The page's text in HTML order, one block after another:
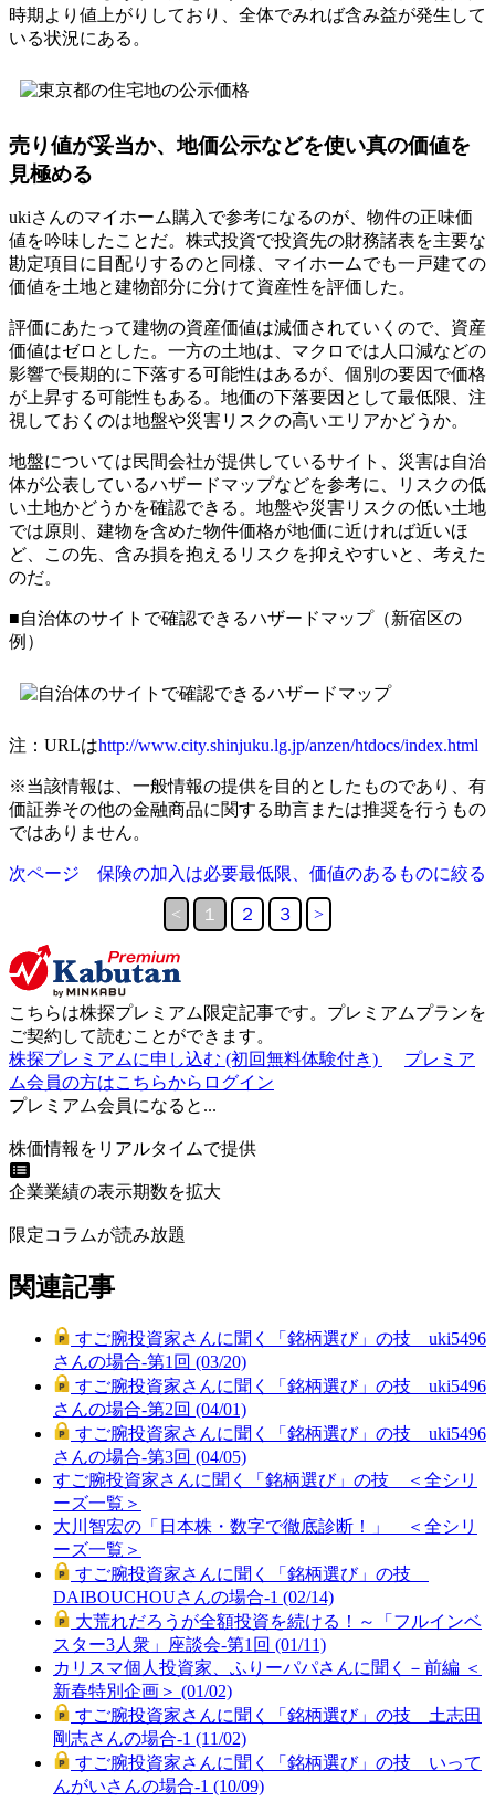
時期より値上がりしており、全体でみれば含み益が発生して
いる状況にある。
売り値が妥当か、地価公示などを使い真の価値を
見極める
ukiさんのマイホーム購入で参考になるのが、物件の正味価
値を吟味したことだ。株式投資で投資先の財務諸表を主要な
勘定項目に目配りするのと同様、マイホームでも一戸建ての
価値を土地と建物部分に分けて資産性を評価した。
評価にあたって建物の資産価値は減価されていくので、資産
価値はゼロとした。一方の土地は、マクロでは人口減などの
影響で長期的に下落する可能性はあるが、個別の要因で価格
が上昇する可能性もある。地価の下落要因として最低限、注
視しておくのは地盤や災害リスクの高いエリアかどうか。
地盤については民間会社が提供しているサイト、災害は自治
体が公表しているハザードマップなどを参考に、リスクの低
い土地かどうかを確認できる。地盤や災害リスクの低い土地
では原則、建物を含めた物件価格が地価に近ければ近いほ
ど、この先、含み損を抱えるリスクを抑えやすいと、考えた
のだ。
■自治体のサイトで確認できるハザードマップ（新宿区の
例）
注：URLはhttp://www.city.shinjuku.lg.jp/anzen/htdocs/index.html
※当該情報は、一般情報の提供を目的としたものであり、有
価証券その他の金融商品に関する助言または推奨を行うもの
ではありません。
次ページ 保険の加入は必要最低限、価値のあるものに絞る
< １ ２ ３ >
こちらは株探プレミアム限定記事です。プレミアムプランを
ご契約して読むことができます。
株探プレミアムに申し込む (初回無料体験付き)
プレミア
ム会員の方はこちらからログイン
プレミアム会員になると...
株価情報をリアルタイムで提供
企業業績の表示期数を拡大
限定コラムが読み放題
関連記事
すご腕投資家さんに聞く「銘柄選び」の技 uki5496
さんの場合-第1回 (03/20)
すご腕投資家さんに聞く「銘柄選び」の技 uki5496
さんの場合-第2回 (04/01)
すご腕投資家さんに聞く「銘柄選び」の技 uki5496
さんの場合-第3回 (04/05)
すご腕投資家さんに聞く「銘柄選び」の技 ＜全シリ
ーズ一覧＞
大川智宏の「日本株・数字で徹底診断！」 ＜全シリ
ーズ一覧＞
すご腕投資家さんに聞く「銘柄選び」の技
DAIBOUCHOUさんの場合-1 (02/14)
大荒れだろうが全額投資を続ける！～「フルインベ
スター3人衆」座談会-第1回 (01/11)
カリスマ個人投資家、ふりーパパさんに聞く－前編 ＜
新春特別企画＞ (01/02)
すご腕投資家さんに聞く「銘柄選び」の技 土志田
剛志さんの場合-1 (11/02)
すご腕投資家さんに聞く「銘柄選び」の技 いって
んがいさんの場合-1 (10/09)